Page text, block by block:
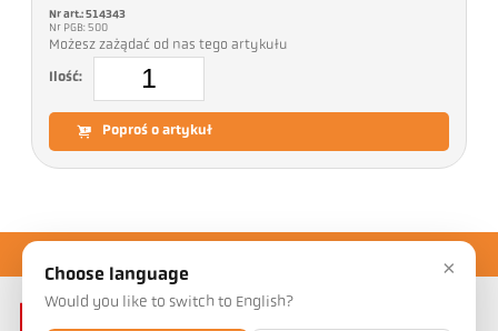
Nr art.: 514343
Nr PGB: 500
Możesz zażądać od nas tego artykułu
Ilość:
Poproś o artykuł
×
Choose language
Would you like to switch to English?